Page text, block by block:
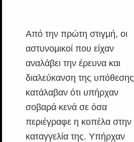
Από την πρώτη στιγμή, οι
αστυνομικοί που είχαν
αναλάβει την έρευνα και
διαλεύκανση της υπόθεσης
κατάλαβαν ότι υπήρχαν
σοβαρά κενά σε όσα
περιέγραφε η κοπέλα στην
καταγγελία της. Υπήρχαν